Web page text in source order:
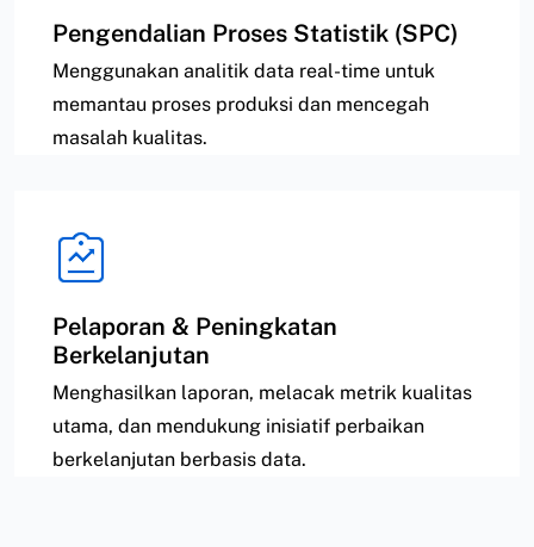
Pengendalian Proses Statistik (SPC)
Menggunakan analitik data real-time untuk
memantau proses produksi dan mencegah
masalah kualitas.
Pelaporan & Peningkatan
Berkelanjutan
Menghasilkan laporan, melacak metrik kualitas
utama, dan mendukung inisiatif perbaikan
berkelanjutan berbasis data.